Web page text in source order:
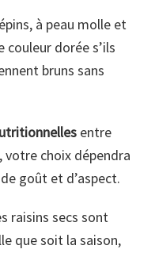
à peau molle et
dorée s’ils
bruns sans
entre
votre choix dépendra
goût et d’aspect.
raisins secs sont
que soit la saison,